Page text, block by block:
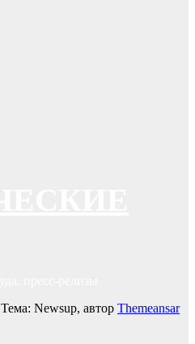
Тема: Newsup, автор Themeansar